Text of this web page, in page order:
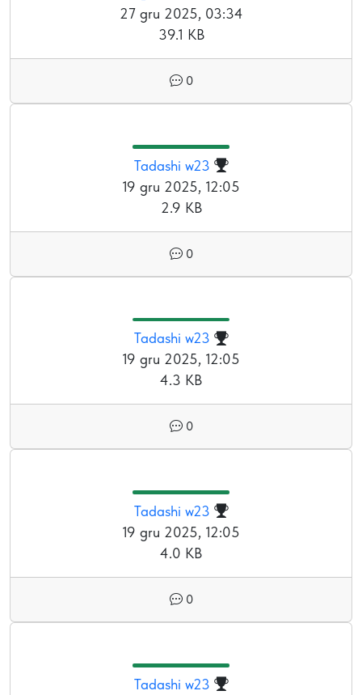
27 gru 2025, 03:34
39.1 KB
0
Tadashi w23
19 gru 2025, 12:05
2.9 KB
0
Tadashi w23
19 gru 2025, 12:05
4.3 KB
0
Tadashi w23
19 gru 2025, 12:05
4.0 KB
0
Tadashi w23